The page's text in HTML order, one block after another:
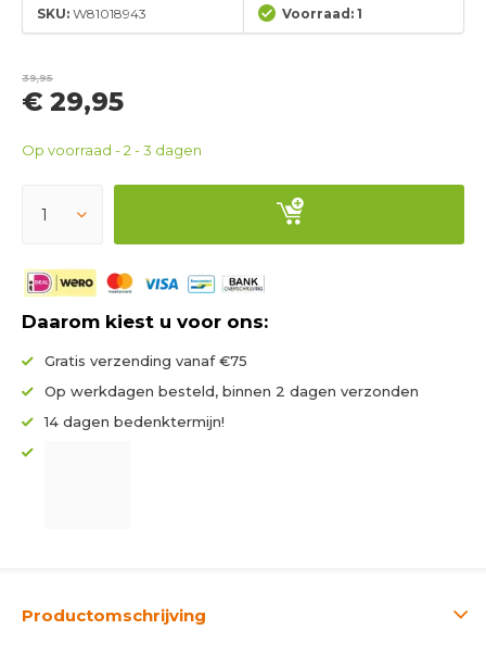
SKU: W81018943 Voorraad: 1
39,95
€ 29,95
Op voorraad - 2 - 3 dagen
Daarom kiest u voor ons:
Gratis verzending vanaf €75
Op werkdagen besteld, binnen 2 dagen verzonden
14 dagen bedenktermijn!
Productomschrijving